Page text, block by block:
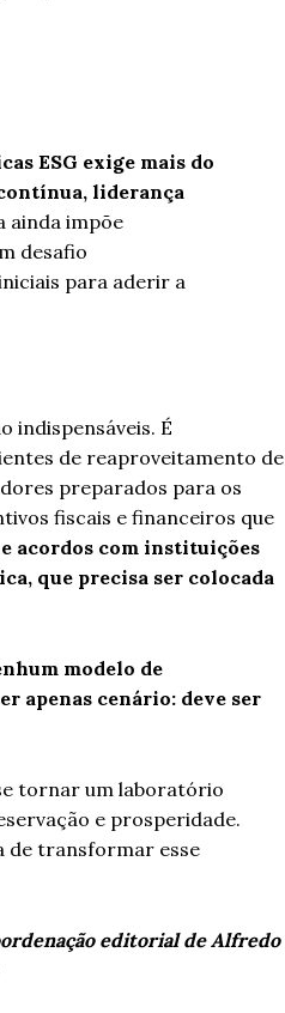
ESG exige mais do
liderança
ainda impõe
desafio
para aderir a
indispensáveis. É
de reaproveitamento de
preparados para os
fiscais e financeiros que
acordos com instituições
que precisa ser colocada
modelo de
apenas cenário: deve ser
tornar um laboratório
e prosperidade.
de transformar esse
editorial de Alfredo